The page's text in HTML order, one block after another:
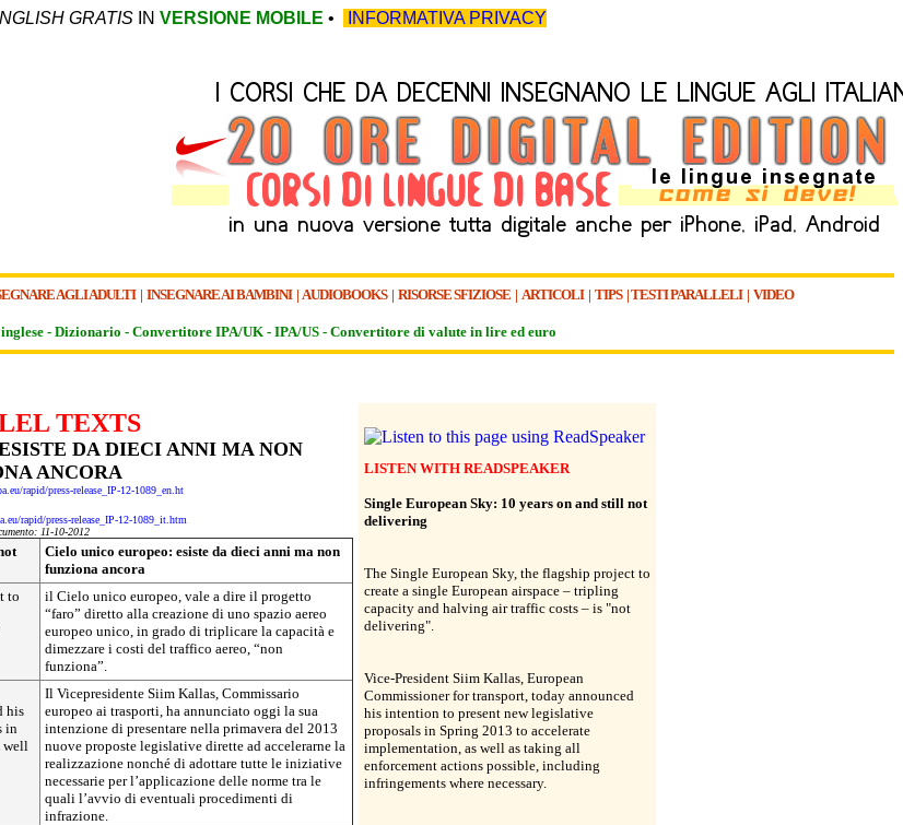
GRATIS IN VERSIONE MOBILE • INFORMATIVA PRIVACY
AGLI ADULTI | INSEGNARE AI BAMBINI| AUDIOBOOKS| RISORSE SFIZIOSE | ARTICOLI| TIPS|TESTI PARALLELI| VIDEO
-Dizionario - Convertitore IPA/UK - IPA/US - Convertitore di valute in lire ed euro
TEXTS
DA DIECI ANNI MA NON
ANCORA
rapid/press-release_IP-12-1089_en.ht
rapid/press-release_IP-12-1089_it.htm
11-10-2012
Cielo unico europeo: esiste da dieci anni ma non
funziona ancora
to
il Cielo unico europeo, vale a dire il progetto
“faro” diretto alla creazione di uno spazio aereo
europeo unico, in grado di triplicare la capacità e
dimezzare i costi del traffico aereo, “non
funziona”.
his
in
well
Il Vicepresidente Siim Kallas, Commissario
europeo ai trasporti, ha annunciato oggi la sua
intenzione di presentare nella primavera del 2013
nuove proposte legislative dirette ad accelerarne la
realizzazione nonché di adottare tutte le iniziative
necessarie per l’applicazione delle norme tra le
quali l’avvio di eventuali procedimenti di
infrazione.
LISTEN WITH READSPEAKER
Single European Sky: 10 years on and still not
delivering
The Single European Sky, the flagship project to
create a single European airspace – tripling
capacity and halving air traffic costs – is "not
delivering".
Vice-President Siim Kallas, European
Commissioner for transport, today announced
his intention to present new legislative
proposals in Spring 2013 to accelerate
implementation, as well as taking all
enforcement actions possible, including
infringements where necessary.